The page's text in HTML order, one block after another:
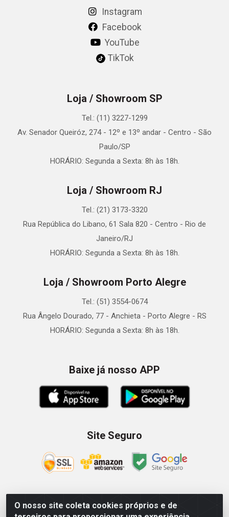
O nosso site coleta cookies próprios e de
Instagram
Facebook
YouTube
TikTok
Loja / Showroom SP
Tel.: (11) 3227-1299
Av. Senador Queiróz, 274 - 12º e 13º andar - Centro - São
Paulo/SP
HORÁRIO: Segunda a Sexta: 8h às 18h.
Loja / Showroom RJ
Tel.: (21) 3173-3320
Rua República do Libano, 61 Sala 820 - Centro - Rio de
Janeiro/RJ
HORÁRIO: Segunda a Sexta: 8h às 18h.
Loja / Showroom Porto Alegre
Tel.: (51) 3554-0674
Rua Ângelo Dourado, 77 - Anchieta - Porto Alegre - RS
HORÁRIO: Segunda a Sexta: 8h às 18h.
Baixe já nosso APP
Site Seguro
Zein Importação e Comércio LTDA - Av. Senador Queiróz, 274